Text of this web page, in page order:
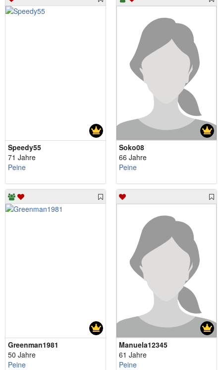
Speedy55
71 Jahre
Peine
Soko08
66 Jahre
Peine
Greenman1981
50 Jahre
Peine
Manuela12345
61 Jahre
Peine